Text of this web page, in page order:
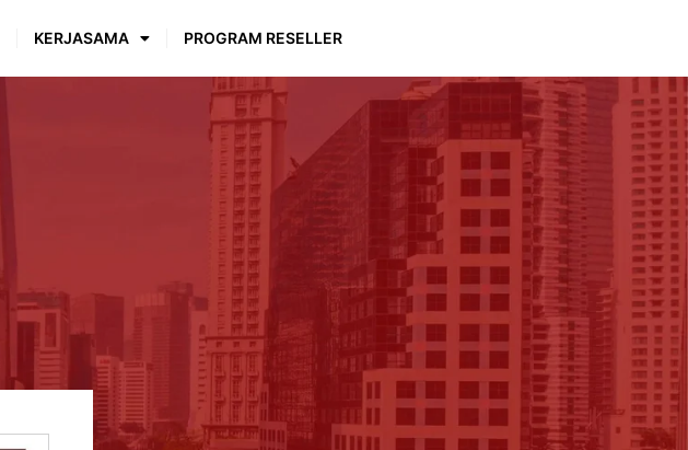
KERJASAMA PROGRAM RESELLER